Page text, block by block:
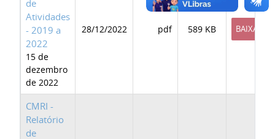
de
Atividades
- 2019 a
2022
15 de
dezembro
de 2022
28/12/2022 pdf 589 KB BAIXAR
CMRI -
Relatório
de